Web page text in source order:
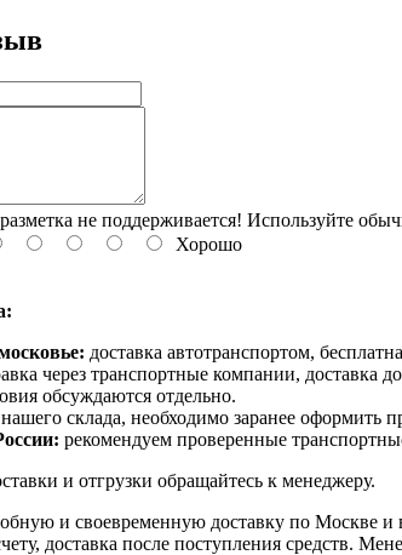
не поддерживается! Используйте
Хорошо
доставка автотранспортом,
через транспортные компании, доставка
обсуждаются отдельно.
склада, необходимо заранее оформить
рекомендуем проверенные
и отгрузки обращайтесь к менеджеру.
и своевременную доставку по Москве
доставка после поступления средств.